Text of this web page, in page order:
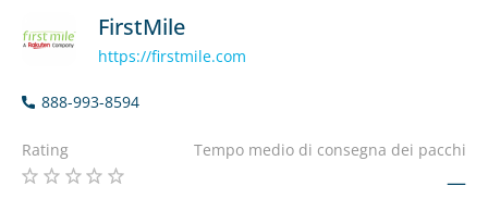
FirstMile
https://firstmile.com
888-993-8594
Rating Tempo medio di consegna dei pacchi
—